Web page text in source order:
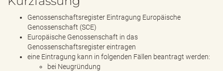
Genossenschaftsregister Eintragung Europäische
Genossenschaft (SCE)
Europäische Genossenschaft in das
Genossenschaftsregister eintragen
eine Eintragung kann in folgenden Fällen beantragt werden:
bei Neugründung